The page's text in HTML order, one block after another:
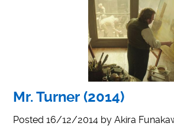
Mr. Turner (2014)
Posted16/12/2014 byAkira